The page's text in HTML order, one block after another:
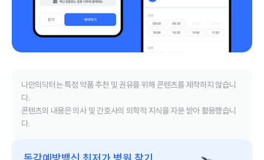
나만의닥터는 특정 약품 추천 및 권유를 위해 콘텐츠를 제작하지 않습니
다.
콘텐츠의 내용은 의사 및 간호사의 의학적 지식을 자문 받아 활용했습니
다.